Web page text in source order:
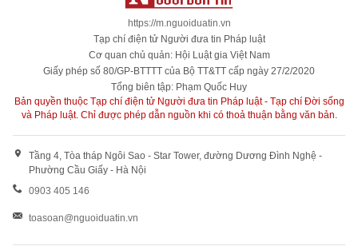
https://m.nguoiduatin.vn
Tạp chí điện tử Người đưa tin Pháp luật
Cơ quan chủ quản: Hội Luật gia Việt Nam
Giấy phép số 80/GP-BTTTT của Bộ TT&TT cấp ngày 27/2/2020
Tổng biên tập: Phạm Quốc Huy
Bản quyền thuộc Tạp chí điện tử Người đưa tin Pháp luật - Tạp chí Đời sống
và Pháp luật. Chỉ được phép dẫn nguồn khi có thoả thuận bằng văn bản.
Tầng 4, Tòa tháp Ngôi Sao - Star Tower, đường Dương Đình Nghệ -
Phường Cầu Giấy - Hà Nội
0903 405 146
toasoan@nguoiduatin.vn